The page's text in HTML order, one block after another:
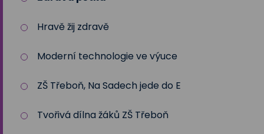
Hravě žij zdravě
Moderní technologie ve výuce
ZŠ Třeboň, Na Sadech jede do E
Tvořivá dílna žáků ZŠ Třeboň